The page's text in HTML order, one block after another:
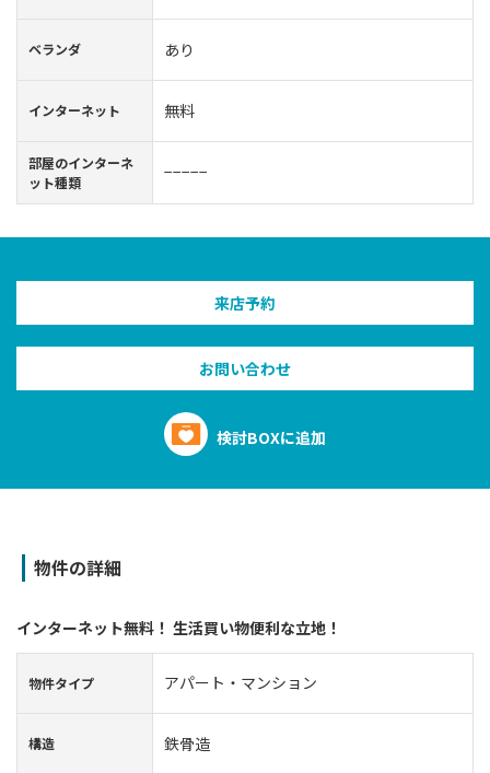
ベランダ あり
インターネット 無料
部屋のインターネ
ット種類
−−−−−
来店予約
お問い合わせ
検討BOXに追加
物件の詳細
インターネット無料！ 生活買い物便利な立地！
物件タイプ アパート・マンション
構造 鉄骨造